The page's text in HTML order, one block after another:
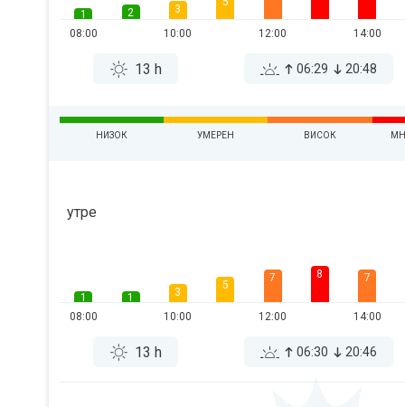
1
08:00
2
3
10:00
12:00 14:00
13 h 06:29 20:48
НИЗОК УМЕРЕН ВИСОК
утре
1
08:00
1
3
10:00
5
7
12:00
8 7
14:00
13 h 06:30 20:46